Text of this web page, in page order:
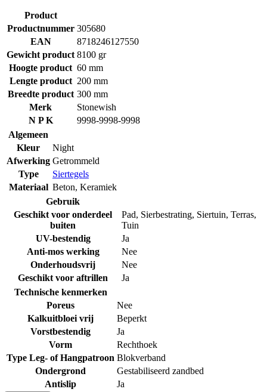
Product
Productnummer 305680
EAN
8718246127550
Gewicht product 8100 gr
Hoogte product 60 mm
Lengte product 200 mm
Breedte product 300 mm
Merk
Stonewish
N P K
9998-9998-9998
Algemeen
Kleur
Night
Afwerking Getrommeld
Type
Siertegels
Materiaal Beton, Keramiek
Gebruik
Geschikt voor onderdeel
buiten
Pad, Sierbestrating, Siertuin, Terras,
Tuin
UV-bestendig
Ja
Anti-mos werking
Nee
Onderhoudsvrij
Nee
Geschikt voor aftrillen
Ja
Technische kenmerken
Poreus
Nee
Kalkuitbloei vrij
Beperkt
Vorstbestendig
Ja
Vorm
Rechthoek
Type Leg- of Hangpatroon Blokverband
Ondergrond
Gestabiliseerd zandbed
Antislip
Ja